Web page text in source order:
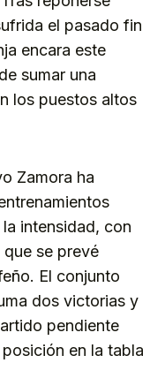
el pasado fin
encara este
sumar una
los puestos altos
Zamora ha
intensidad, con
que se prevé
El conjunto
dos victorias y
pendiente
en la tabla